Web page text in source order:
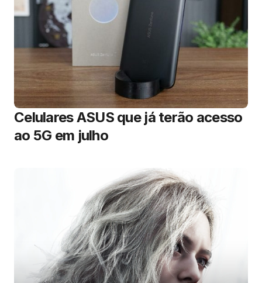
Celulares ASUS que já terão acesso
ao 5G em julho